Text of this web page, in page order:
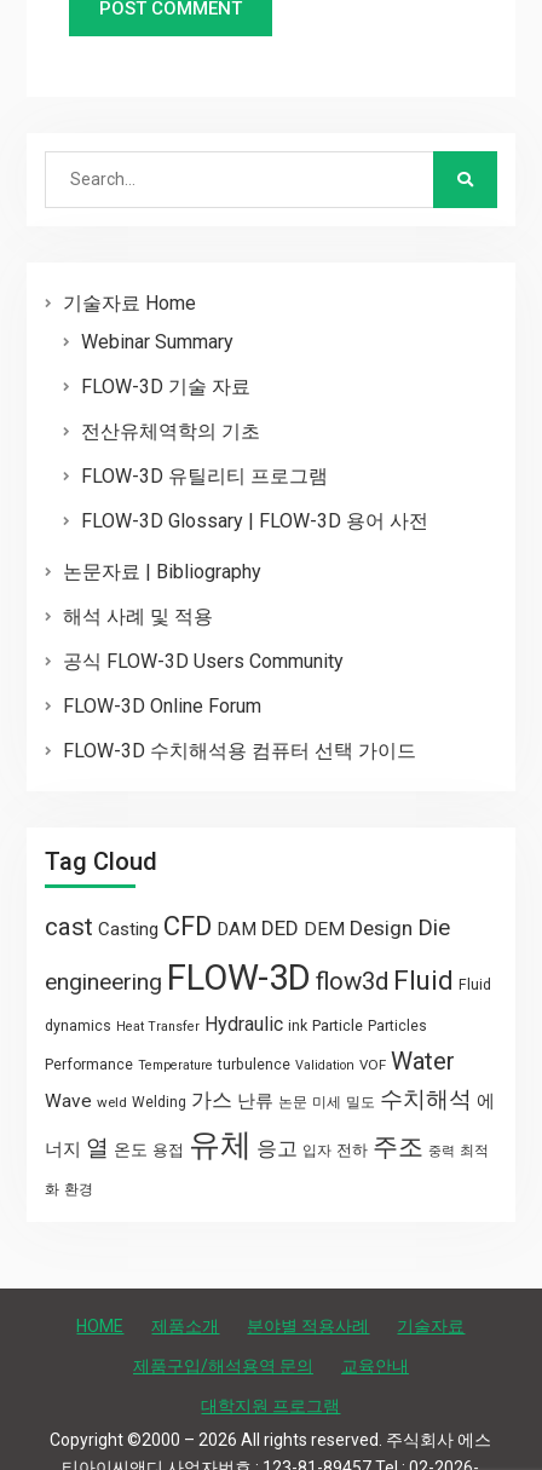
기술자료 Home
Webinar Summary
FLOW-3D 기술 자료
전산유체역학의 기초
FLOW-3D 유틸리티 프로그램
FLOW-3D Glossary | FLOW-3D 용어 사전
논문자료 | Bibliography
해석 사례 및 적용
공식 FLOW-3D Users Community
FLOW-3D Online Forum
FLOW-3D 수치해석용 컴퓨터 선택 가이드
Tag Cloud
cast Casting CFD DAM DED DEM Design Die
engineering FLOW-3D flow3d Fluid Fluid
dynamics Heat Transfer Hydraulic ink Particle Particles
Performance Temperature turbulence Validation VOF Water
Wave weld Welding 가스 난류 논문 미세 밀도 수치해석 에
너지 열 온도 용접 유체 응고 입자 전하 주조 중력 최적
화 환경
HOME 제품소개 분야별 적용사례 기술자료
제품구입/해석용역 문의 교육안내
대학지원 프로그램
Copyright ©2000 – 2026 All rights reserved. 주식회사 에스